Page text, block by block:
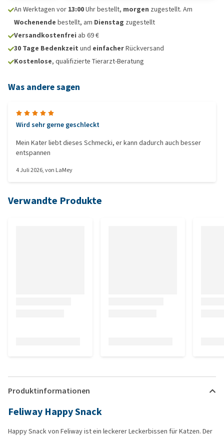
An Werktagen vor 13:00Uhr bestellt, morgen zugestellt. Am
Wochenende bestellt, am Dienstag zugestellt
Versandkostenfrei ab 69 €
30 Tage Bedenkzeit und einfacherRückversand
Kostenlose, qualifizierte Tierarzt-Beratung
Was andere sagen
Wird sehr gerne geschleckt
Mein Kater liebt dieses Schmecki, er kann dadurch auch besser
entspannen
4 Juli 2026, von LaMey
Verwandte Produkte
Produktinformationen
Feliway Happy Snack
Happy Snack von Feliway ist ein leckerer Leckerbissen für Katzen. Der